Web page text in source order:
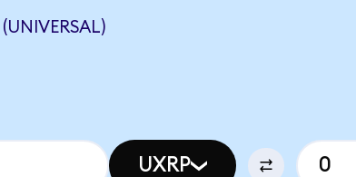
UXRP